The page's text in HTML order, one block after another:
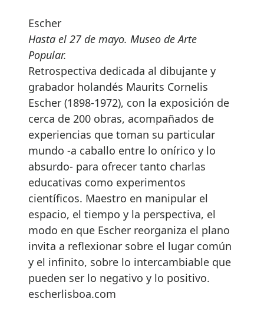
Escher
Hasta el 27 de mayo. Museo de Arte
Popular.
Retrospectiva dedicada al dibujante y
grabador holandés Maurits Cornelis
Escher (1898-1972), con la exposición de
cerca de 200 obras, acompañados de
experiencias que toman su particular
mundo -a caballo entre lo onírico y lo
absurdo- para ofrecer tanto charlas
educativas como experimentos
científicos. Maestro en manipular el
espacio, el tiempo y la perspectiva, el
modo en que Escher reorganiza el plano
invita a reflexionar sobre el lugar común
y el infinito, sobre lo intercambiable que
pueden ser lo negativo y lo positivo.
escherlisboa.com